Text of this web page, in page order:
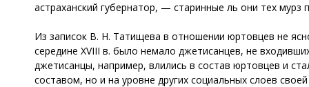
астраханский губернатор, — старинные ль они тех
Из записок В. Н. Татищева в отношении юртовцев не
середине XVIII в. было немало джетисанцев, не
джетисанцы, например, влились в состав юртовцев и
составом, но и на уровне других социальных слоев